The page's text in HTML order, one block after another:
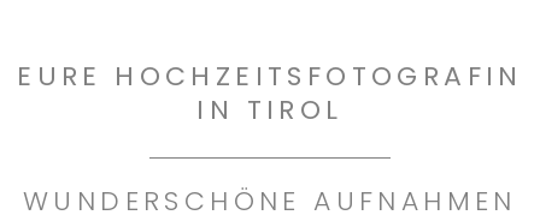
EURE HOCHZEITSFOTOGRAFIN
IN TI‍ROL
WUNDERSCHÖNE AUFNAHMEN